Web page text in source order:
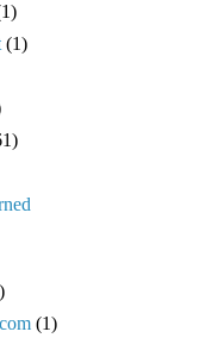
(1)
(1)